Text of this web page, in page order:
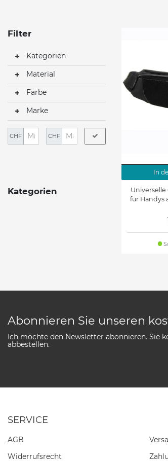
Filter
Kategorien
Material
Farbe
Marke
CHF CHF
Kategorien
In
für Handys
Abonnieren Sie unseren
Ich möchte den Newsletter abonnieren. Sie
abbestellen.
SERVICE
AGB
Widerrufs­recht